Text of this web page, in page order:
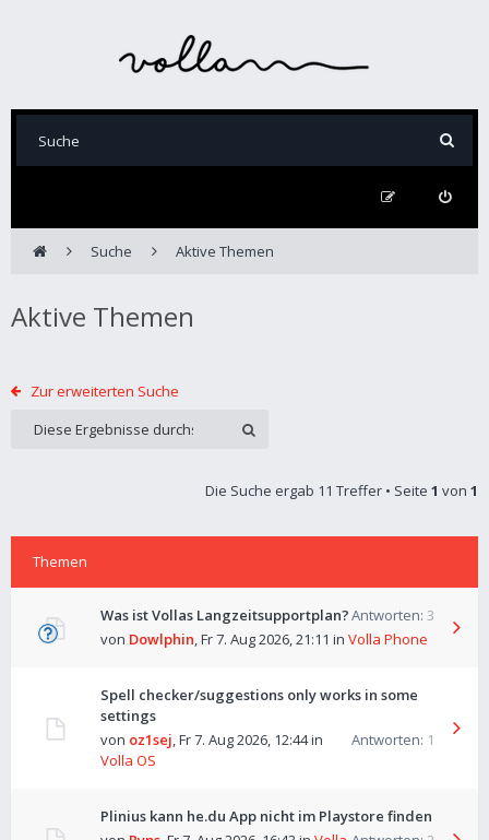
Suche Aktive Themen
Aktive Themen
Zur erweiterten Suche
Die Suche ergab 11 Treffer • Seite 1 von 1
Themen
Was ist Vollas Langzeitsupportplan?Antworten: 3
von Dowlphin,Fr 7. Aug 2026, 21:11 in Volla Phone
Spell checker/suggestions only works in some
settings
Antworten: 1
von oz1sej,Fr 7. Aug 2026, 12:44in
Volla OS
Plinius kann he.du App nicht im Playstore finden